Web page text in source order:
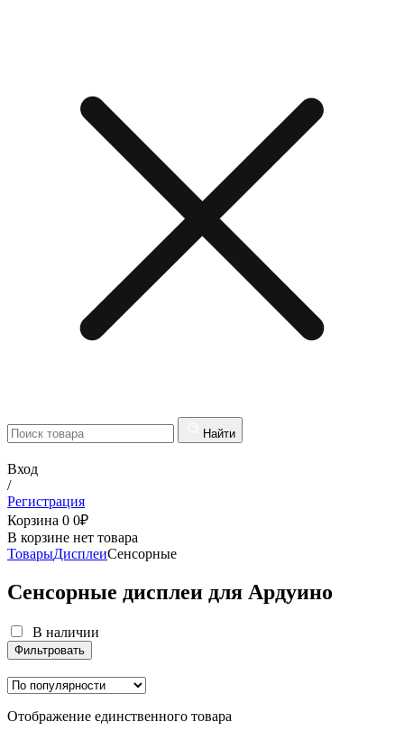
Найти
Вход
/
Регистрация
Корзина 0 0₽
В корзине нет товара
ТоварыДисплеиСенсорные
Сенсорные дисплеи для Ардуино
В наличии
Фильтровать
В наличии
Отображение единственного товара